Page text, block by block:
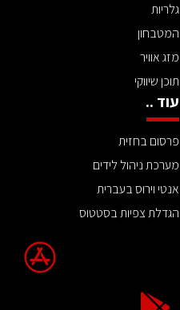
גלריות
המטבחון
מזג אוויר
תוכן שיווקי
עוד ..
פרסום בחזית
מערכת ניהול לידים
אנטי וירוס בעברית
הגדלת צפיות בסטטוס